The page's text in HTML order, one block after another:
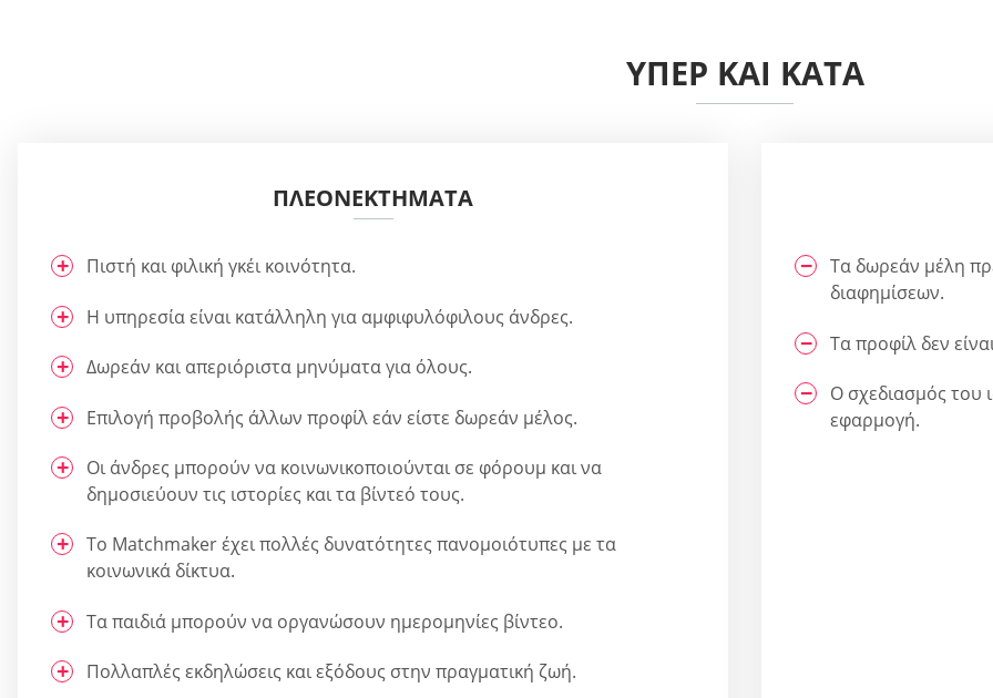
ΥΠΈΡ ΚΑΙ ΚΑΤΆ
ΠΛΕΟΝΕΚΤΉΜΑΤΑ
Πιστή και φιλική γκέι κοινότητα.
Η υπηρεσία είναι κατάλληλη για αμφιφυλόφιλους άνδρες.
Δωρεάν και απεριόριστα μηνύματα για όλους.
Επιλογή προβολής άλλων προφίλ εάν είστε δωρεάν μέλος.
Οι άνδρες μπορούν να κοινωνικοποιούνται σε φόρουμ και να
δημοσιεύουν τις ιστορίες και τα βίντεό τους.
Το Matchmaker έχει πολλές δυνατότητες πανομοιότυπες με τα
κοινωνικά δίκτυα.
Τα παιδιά μπορούν να οργανώσουν ημερομηνίες βίντεο.
Πολλαπλές εκδηλώσεις και εξόδους στην πραγματική ζωή.
Τα δωρεάν μέλη
διαφημίσεων.
Τα προφίλ δεν
Ο σχεδιασμός του
εφαρμογή.